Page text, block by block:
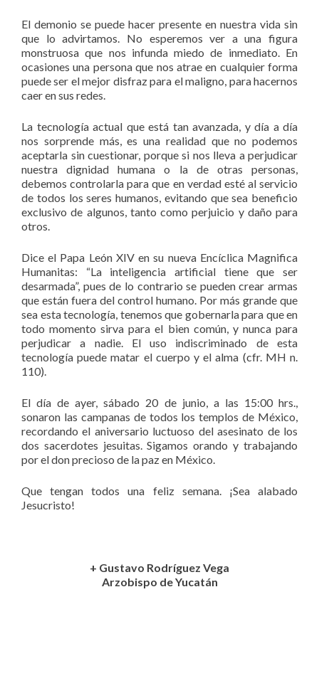
El demonio se puede hacer presente en nuestra vida sin
que lo advirtamos. No esperemos ver a una figura
monstruosa que nos infunda miedo de inmediato. En
ocasiones una persona que nos atrae en cualquier forma
puede ser el mejor disfraz para el maligno, para hacernos
caer en sus redes.
La tecnología actual que está tan avanzada, y día a día
nos sorprende más, es una realidad que no podemos
aceptarla sin cuestionar, porque si nos lleva a perjudicar
nuestra dignidad humana o la de otras personas,
debemos controlarla para que en verdad esté al servicio
de todos los seres humanos, evitando que sea beneficio
exclusivo de algunos, tanto como perjuicio y daño para
otros.
Dice el Papa León XIV en su nueva Encíclica Magnifica
Humanitas: “La inteligencia artificial tiene que ser
desarmada”, pues de lo contrario se pueden crear armas
que están fuera del control humano. Por más grande que
sea esta tecnología, tenemos que gobernarla para que en
todo momento sirva para el bien común, y nunca para
perjudicar a nadie. El uso indiscriminado de esta
tecnología puede matar el cuerpo y el alma (cfr. MH n.
110).
El día de ayer, sábado 20 de junio, a las 15:00 hrs.,
sonaron las campanas de todos los templos de México,
recordando el aniversario luctuoso del asesinato de los
dos sacerdotes jesuitas. Sigamos orando y trabajando
por el don precioso de la paz en México.
Que tengan todos una feliz semana. ¡Sea alabado
Jesucristo!
+ Gustavo Rodríguez Vega
Arzobispo de Yucatán